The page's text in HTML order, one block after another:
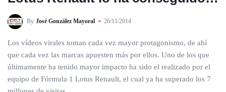
By José González Mayoral 26/11/2014
Los vídeos virales toman cada vez mayor protagonismo, de ahí
que cada vez las marcas apuesten más por ellos. Uno de los que
últimamente ha tenido mayor impacto ha sido el realizado por el
equipo de Fórmula 1 Lotus Renault, el cual ya ha superado los 7